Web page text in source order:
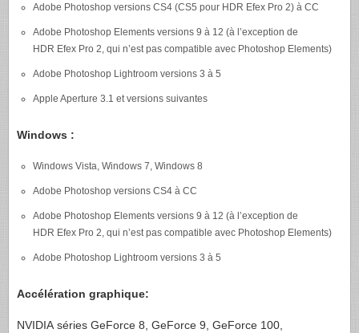
Adobe Photoshop versions CS4 (CS5 pour HDR Efex Pro 2) à CC
Adobe Photoshop Elements versions 9 à 12 (à l’exception de
HDR Efex Pro 2, qui n’est pas compatible avec Photoshop Elements)
Adobe Photoshop Lightroom versions 3 à 5
Apple Aperture 3.1 et versions suivantes
Windows :
Windows Vista, Windows 7, Windows 8
Adobe Photoshop versions CS4 à CC
Adobe Photoshop Elements versions 9 à 12 (à l’exception de
HDR Efex Pro 2, qui n’est pas compatible avec Photoshop Elements)
Adobe Photoshop Lightroom versions 3 à 5
Accélération graphique:
NVIDIA séries GeForce 8, GeForce 9, GeForce 100,